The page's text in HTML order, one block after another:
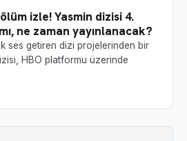
izle! Yasmin dizisi 4.
ne zaman yayınlanacak?
ses getiren dizi projelerinden bir
HBO platformu üzerinde